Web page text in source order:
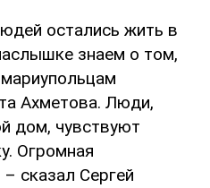
остались жить в
знаем о том,
Ахметова. Люди,
дом, чувствуют
Огромная
сказал Сергей